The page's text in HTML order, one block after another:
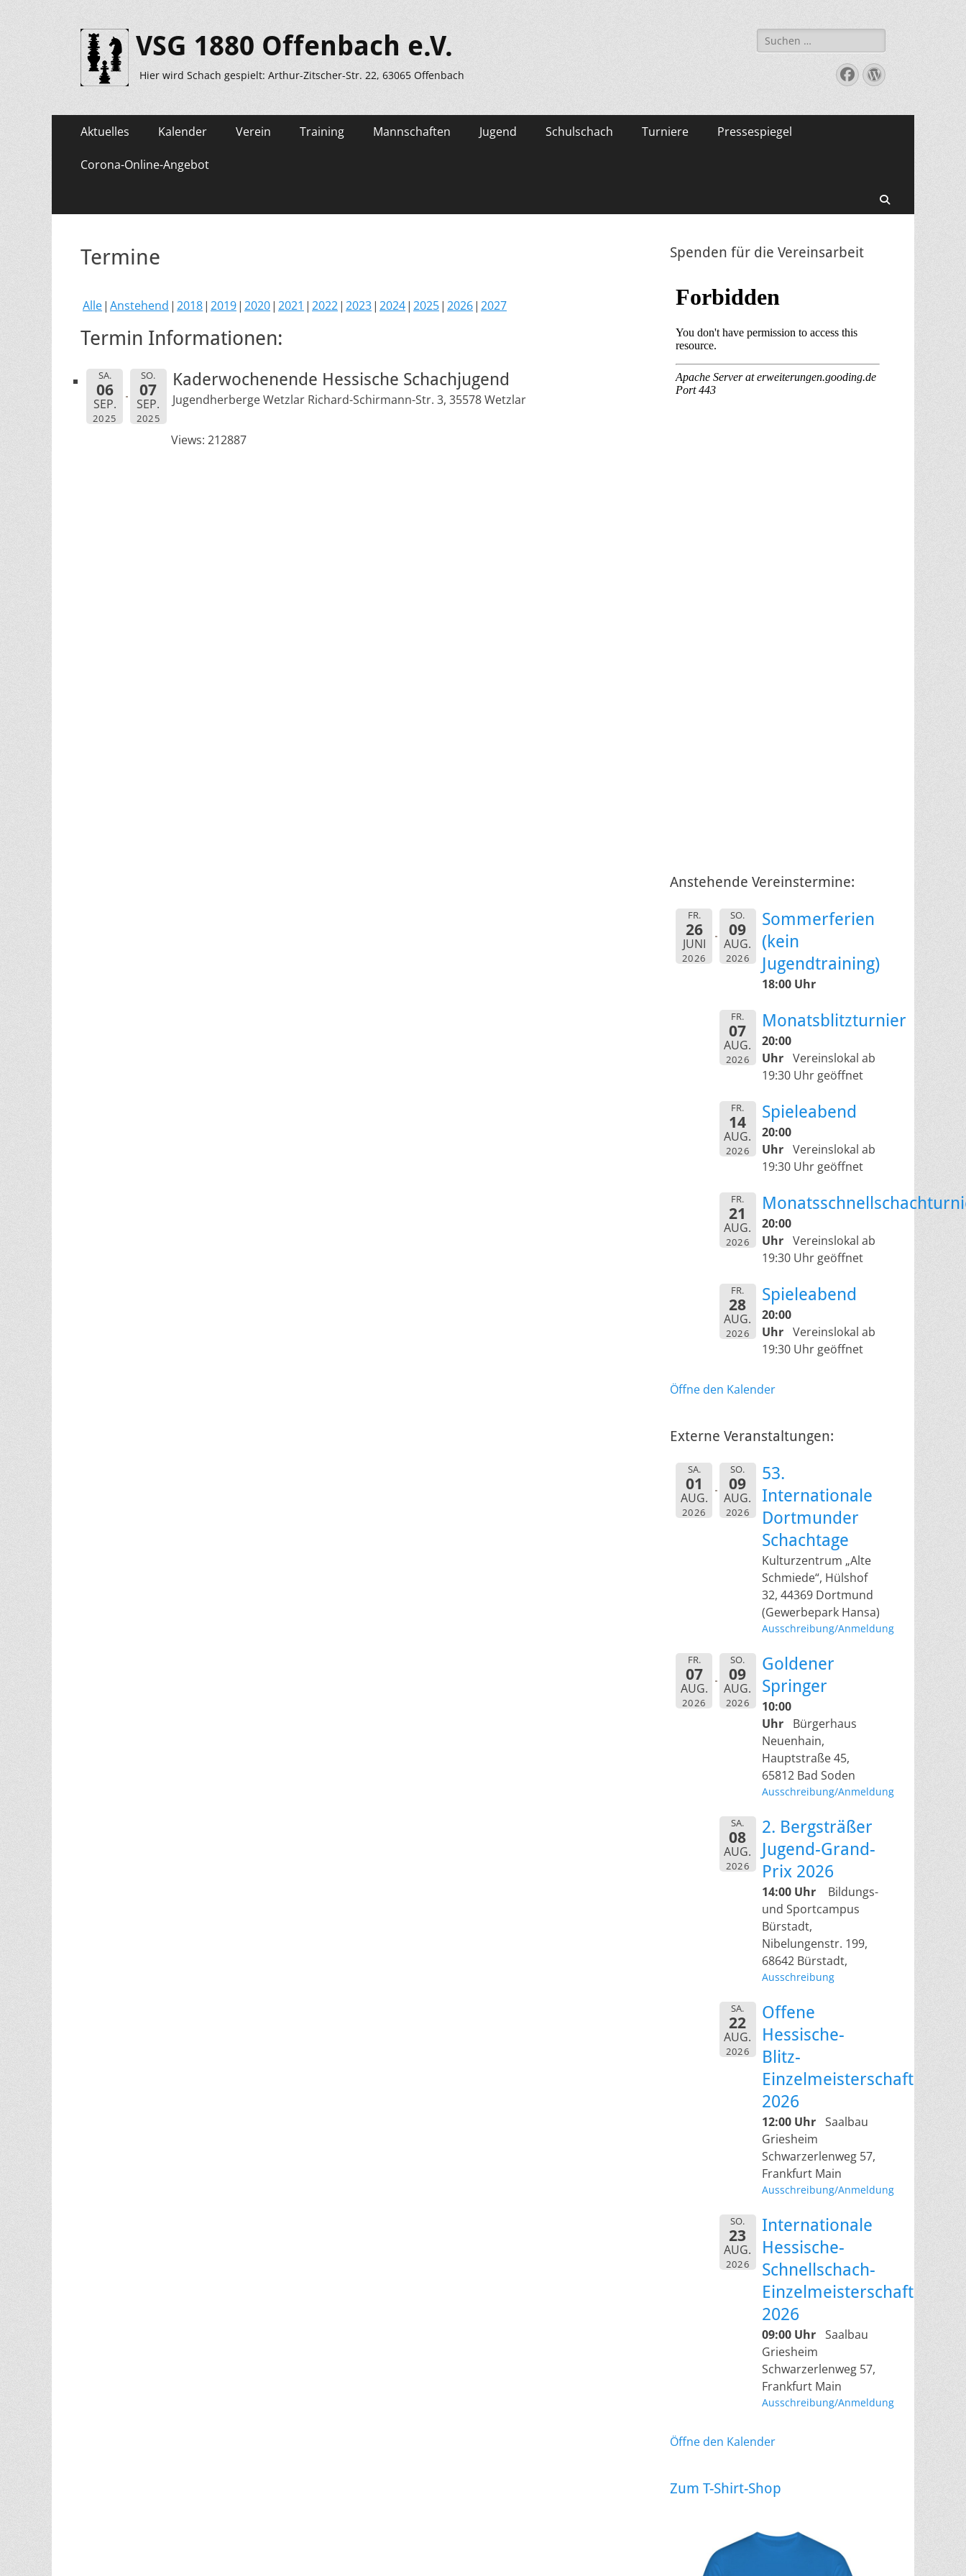
VSG 1880 Offenbach e.V.
Hier wird Schach gespielt: Arthur-Zitscher-Str. 22, 63065 Offenbach
Suche
nach:
Facebook
WordPress
Primäres
Zum
Inhalt
springen
Aktuelles Kalender Verein Training Mannschaften Jugend Schulschach Turniere Pressespiegel
Corona-Online-Angebot
Termine
Alle Anstehend 2018 2019 2020 2021 2022 2023 2024 2025 2026 2027
Termin Informationen:
SA.
06
SEP.
2025
SO.
07
SEP.
2025
Kaderwochenende Hessische Schachjugend
Jugendherberge Wetzlar Richard-Schirmann-Str. 3, 35578 Wetzlar
Views: 212887
Spenden für die Vereinsarbeit
Anstehende Vereinstermine:
FR.
26
JUNI
2026
SO.
09
AUG.
2026
Sommerferien
(kein
Jugendtraining)
18:00 Uhr
FR.
07
AUG.
2026
Monatsblitzturnier
20:00
Uhr Vereinslokal ab
19:30 Uhr geöffnet
FR.
14
AUG.
2026
Spieleabend
20:00
Uhr Vereinslokal ab
19:30 Uhr geöffnet
FR.
21
AUG.
2026
20:00
Uhr Vereinslokal ab
19:30 Uhr geöffnet
FR.
28
AUG.
2026
Spieleabend
20:00
Uhr Vereinslokal ab
19:30 Uhr geöffnet
Öffne den Kalender
Externe Veranstaltungen:
SA.
01
AUG.
2026
SO.
09
AUG.
2026
53.
Internationale
Dortmunder
Schachtage
Kulturzentrum „Alte
Schmiede“, Hülshof
32, 44369 Dortmund
(Gewerbepark Hansa)
Ausschreibung/Anmeldung
FR.
07
AUG.
2026
SO.
09
AUG.
2026
Goldener
Springer
10:00
Uhr
Bürgerhaus
Neuenhain,
Hauptstraße 45,
65812 Bad Soden
Ausschreibung/Anmeldung
SA.
08
AUG.
2026
2. Bergsträßer
Jugend-Grand-
Prix 2026
14:00 Uhr
Bildungs-
und Sportcampus
Bürstadt,
Nibelungenstr. 199,
68642 Bürstadt,
Ausschreibung
SA.
22
AUG.
2026
Offene
Hessische-
Blitz-
Einzelmeisterschaft
2026
12:00 Uhr Saalbau
Griesheim
Schwarzerlenweg 57,
Frankfurt Main
Ausschreibung/Anmeldung
SO.
23
AUG.
2026
Internationale
Hessische-
Schnellschach-
Einzelmeisterschaft
2026
09:00 Uhr Saalbau
Griesheim
Schwarzerlenweg 57,
Frankfurt Main
Ausschreibung/Anmeldung
Öffne den Kalender
Zum T-Shirt-Shop